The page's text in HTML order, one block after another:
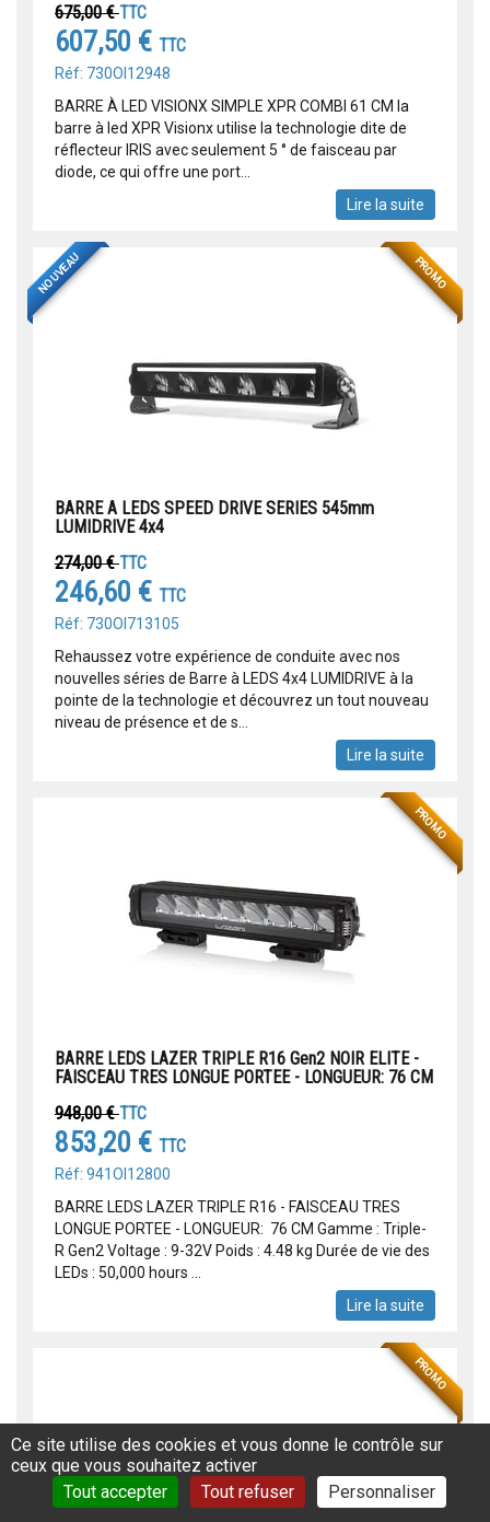
675,00 €TTC
607,50 € TTC
Réf: 730OI12948
BARRE À LED VISIONX SIMPLE XPR COMBI 61 CM la
barre à led XPR Visionx utilise la technologie dite de
réflecteur IRIS avec seulement 5 ° de faisceau par
diode, ce qui offre une port...
Lire la suite
PROMO
NOUVEAU
BARRE A LEDS SPEED DRIVE SERIES 545mm
LUMIDRIVE 4x4
274,00 €TTC
246,60 € TTC
Réf: 730OI713105
Rehaussez votre expérience de conduite avec nos
nouvelles séries de Barre à LEDS 4x4 LUMIDRIVE à la
pointe de la technologie et découvrez un tout nouveau
niveau de présence et de s...
Lire la suite
PROMO
BARRE LEDS LAZER TRIPLE R16 Gen2 NOIR ELITE -
FAISCEAU TRES LONGUE PORTEE - LONGUEUR: 76 CM
948,00 €TTC
853,20 € TTC
Réf: 941OI12800
BARRE LEDS LAZER TRIPLE R16 - FAISCEAU TRES
LONGUE PORTEE - LONGUEUR: 76 CM Gamme : Triple-
R Gen2 Voltage : 9-32V Poids : 4.48 kg Durée de vie des
LEDs : 50,000 hours ...
Lire la suite
PROMO
Ce site utilise des cookies et vous donne le contrôle sur
ceux que vous souhaitez activer
Tout accepter
Tout refuser Personnaliser